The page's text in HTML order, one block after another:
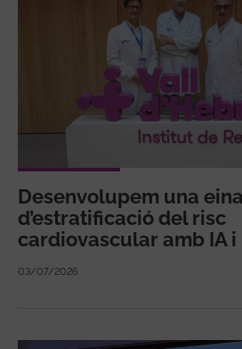
Desenvolupem una eina
d’estratificació del risc
cardiovascular amb IA
03/07/2026